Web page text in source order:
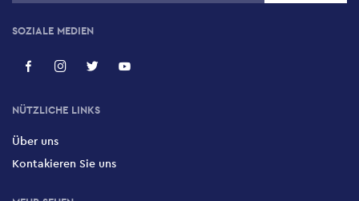
SOZIALE MEDIEN
NÜTZLICHE LINKS
Über uns
Kontakieren Sie uns